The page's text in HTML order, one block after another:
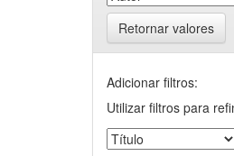
Retornar valores
Adicionar filtros:
Utilizar filtros para